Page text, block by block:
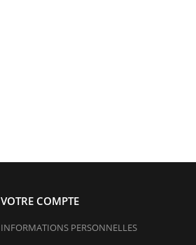
VOTRE COMPTE
INFORMATIONS PERSONNELLES